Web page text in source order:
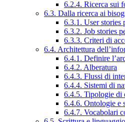
6.2.4. Ricerca sui
6.3. Dalla ricerca ai
6.3.1. User stories
6.3.2. Job stories
6.3.3. Criteri di
6.4. Architettura
6.4.1. Definire
6.4.2. Alberatura
6.4.3. Flussi di
6.4.4. Sistemi di
6.4.5. Tipologie di
6.4.6. Ontologie e
6.4.7. Vocabolari